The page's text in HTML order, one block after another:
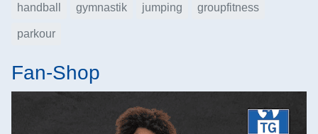
handball gymnastik jumping groupfitness
parkour
Fan-Shop